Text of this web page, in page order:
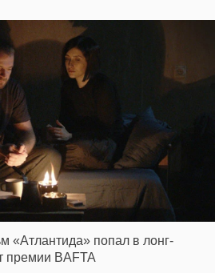
«Атлантида» попал в лонг-
премии BAFTA